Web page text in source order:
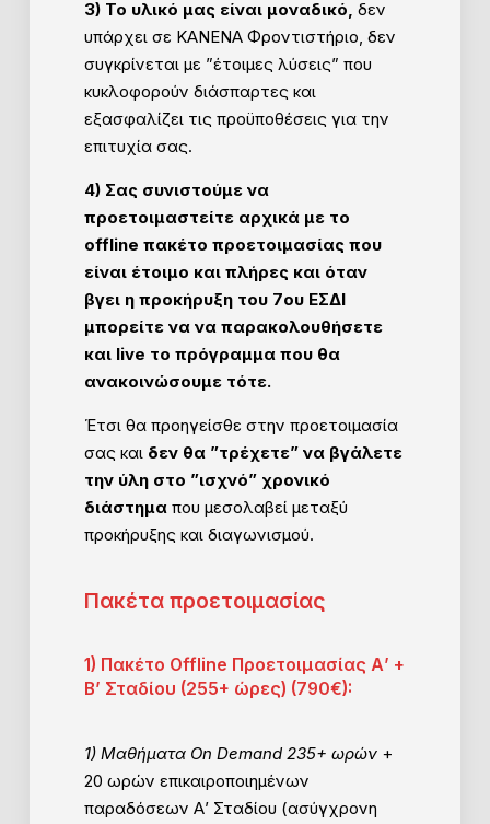
3) Το υλικό μας είναι μοναδικό, δεν
υπάρχει σε ΚΑΝΕΝΑ Φροντιστήριο, δεν
συγκρίνεται με ”έτοιμες λύσεις” που
κυκλοφορούν διάσπαρτες και
εξασφαλίζει τις προϋποθέσεις για την
επιτυχία σας.
4) Σας συνιστούμε να
προετοιμαστείτε αρχικά με το
offline πακέτο προετοιμασίας που
είναι έτοιμο και πλήρες και όταν
βγει η προκήρυξη του 7ου ΕΣΔΙ
μπορείτε να να παρακολουθήσετε
και live το πρόγραμμα που θα
ανακοινώσουμε τότε.
Έτσι θα προηγείσθε στην προετοιμασία
σας και δεν θα ”τρέχετε” να βγάλετε
την ύλη στο ”ισχνό” χρονικό
διάστημα που μεσολαβεί μεταξύ
προκήρυξης και διαγωνισμού.
Πακέτα προετοιμασίας
1) Πακέτο Offline Προετοιμασίας Α’ +
Β’ Σταδίου (255+ ώρες) (790€):
1) Μαθήματα Οn Demand 235+ ωρών+
20 ωρών επικαιροποιημένων
παραδόσεων Α’ Σταδίου (ασύγχρονη